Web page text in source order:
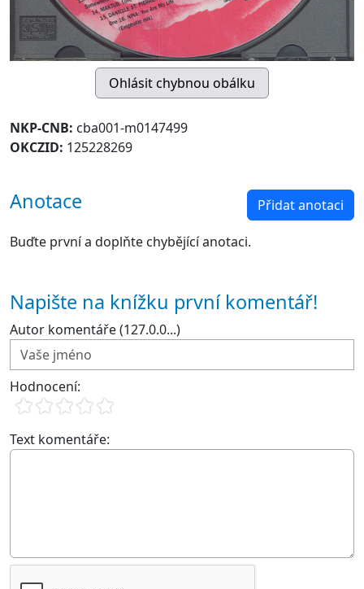
NKP-CNB: cba001-m0147499
OKCZID: 125228269
Anotace Přidat anotaci
Buďte první a doplňte chybějící anotaci.
Napište na knížku první komentář!
Autor komentáře (127.0.0...)
Hodnocení:
Text komentáře: